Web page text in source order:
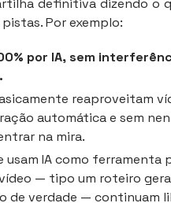
Por exemplo:
por IA, sem
reaproveitam
automática e sem
na mira.
IA como ferramenta
— tipo um roteiro
de verdade — continuam